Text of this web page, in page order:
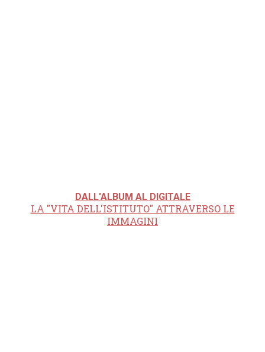
DALL'ALBUM AL DIGITALE
LA "VITA DELL'ISTITUTO" ATTRAVERSO LE
IMMAGINI